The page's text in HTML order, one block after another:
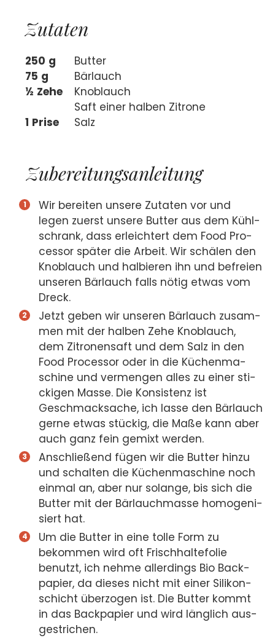
Zuta­ten
250 g
But­ter
75 g
Bär­lauch
½ Zehe
Knob­lauch
Saft einer hal­ben Zitro­ne
1 Pri­se Salz
Zube­rei­tungs­an­lei­tung
Wir berei­ten unse­re Zuta­ten vor und
legen zuerst unse­re But­ter aus dem Kühl­
schrank, dass erleich­tert dem Food Pro­
ces­sor spä­ter die Arbeit. Wir schä­len den
Knob­lauch und hal­bie­ren ihn und befrei­en
unse­ren Bär­lauch falls nötig etwas vom
Dreck.
Jetzt geben wir unse­ren Bär­lauch zusam­
men mit der hal­ben Zehe Knob­lauch,
dem Zitro­nen­saft und dem Salz in den
Food Pro­ces­sor oder in die Küchen­ma­
schi­ne und ver­men­gen alles zu einer sti­
cki­gen Mas­se. Die Kon­sis­tenz ist
Geschmack­sa­che, ich las­se den Bär­lauch
ger­ne etwas stü­ckig, die Maße kann aber
auch ganz fein gemixt wer­den.
Anschlie­ßend fügen wir die But­ter hin­zu
und schal­ten die Küchen­ma­schi­ne noch
ein­mal an, aber nur solan­ge, bis sich die
But­ter mit der Bär­lauch­mas­se homo­ge­ni­
siert hat.
Um die But­ter in eine tol­le Form zu
bekom­men wird oft Frisch­hal­te­fo­lie
benutzt, ich neh­me aller­dings Bio Back­
pa­pier, da die­ses nicht mit einer Sili­kon­
schicht über­zo­gen ist. Die But­ter kommt
in das Back­pa­pier und wird läng­lich aus­
ge­stri­chen.